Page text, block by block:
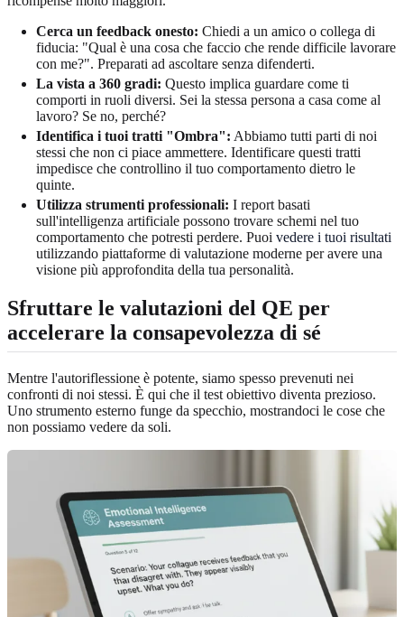
Cerca un feedback onesto: Chiedi a un amico o collega di
fiducia: "Qual è una cosa che faccio che rende difficile lavorare
con me?". Preparati ad ascoltare senza difenderti.
La vista a 360 gradi: Questo implica guardare come ti
comporti in ruoli diversi. Sei la stessa persona a casa come al
lavoro? Se no, perché?
Identifica i tuoi tratti "Ombra": Abbiamo tutti parti di noi
stessi che non ci piace ammettere. Identificare questi tratti
impedisce che controllino il tuo comportamento dietro le
quinte.
Utilizza strumenti professionali: I report basati
sull'intelligenza artificiale possono trovare schemi nel tuo
comportamento che potresti perdere. Puoi vedere i tuoi risultati
utilizzando piattaforme di valutazione moderne per avere una
visione più approfondita della tua personalità.
Sfruttare le valutazioni del QE per
accelerare la consapevolezza di sé
Mentre l'autoriflessione è potente, siamo spesso prevenuti nei
confronti di noi stessi. È qui che il test obiettivo diventa prezioso.
Uno strumento esterno funge da specchio, mostrandoci le cose che
non possiamo vedere da soli.